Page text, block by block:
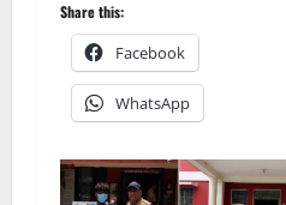
Share this:
Facebook
WhatsApp